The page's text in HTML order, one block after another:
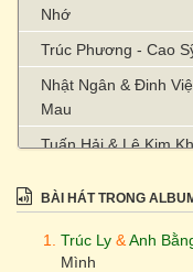
Nhớ
Trúc Phương - Cao
Nhật Ngân & Đinh
Mau
Tuấn Hải & Lê Kim
Ly - Hình Ảnh Người
Thùy Linh - Tùng
BÀI HÁT TRONG
Trúc Ly &Anh
Mình